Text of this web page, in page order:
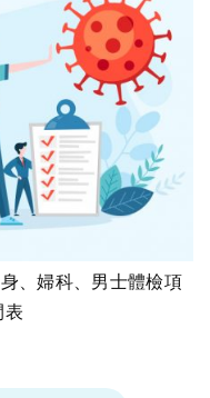
、婦科、男士體檢項
表